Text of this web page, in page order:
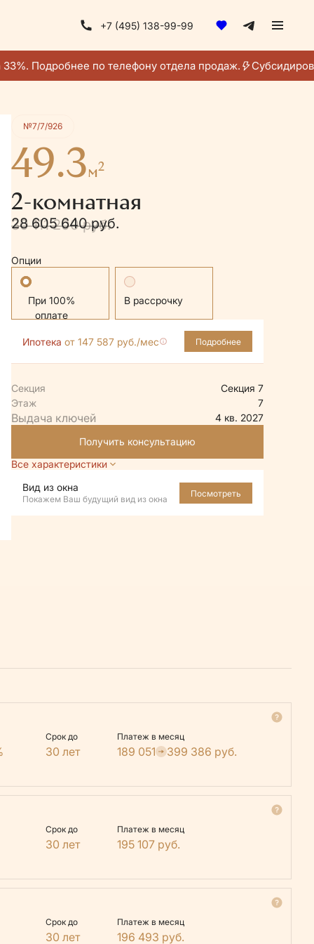
+7 (495) 138-99-99
Подробнее по телефону отдела продаж.
Получить консультацию
№7/7/926
49.3м2
2-комнатная
30 111 200 руб.
28 605 640 руб.
Опции
Стандартная В рассрочку
Ипотека от 147 587 руб./мес Подробнее
Секция
Секция 7
Этаж
7
4 кв. 2027
Получить консультацию
Все характеристики
Вид из окна
Покажем Ваш будущий вид из окна
Посмотреть
Срок до
30 лет
Платеж в месяц
189 051 399 386 руб.
Срок до
30 лет
Платеж в месяц
195 107 руб.
Срок до
30 лет
Платеж в месяц
196 493 руб.